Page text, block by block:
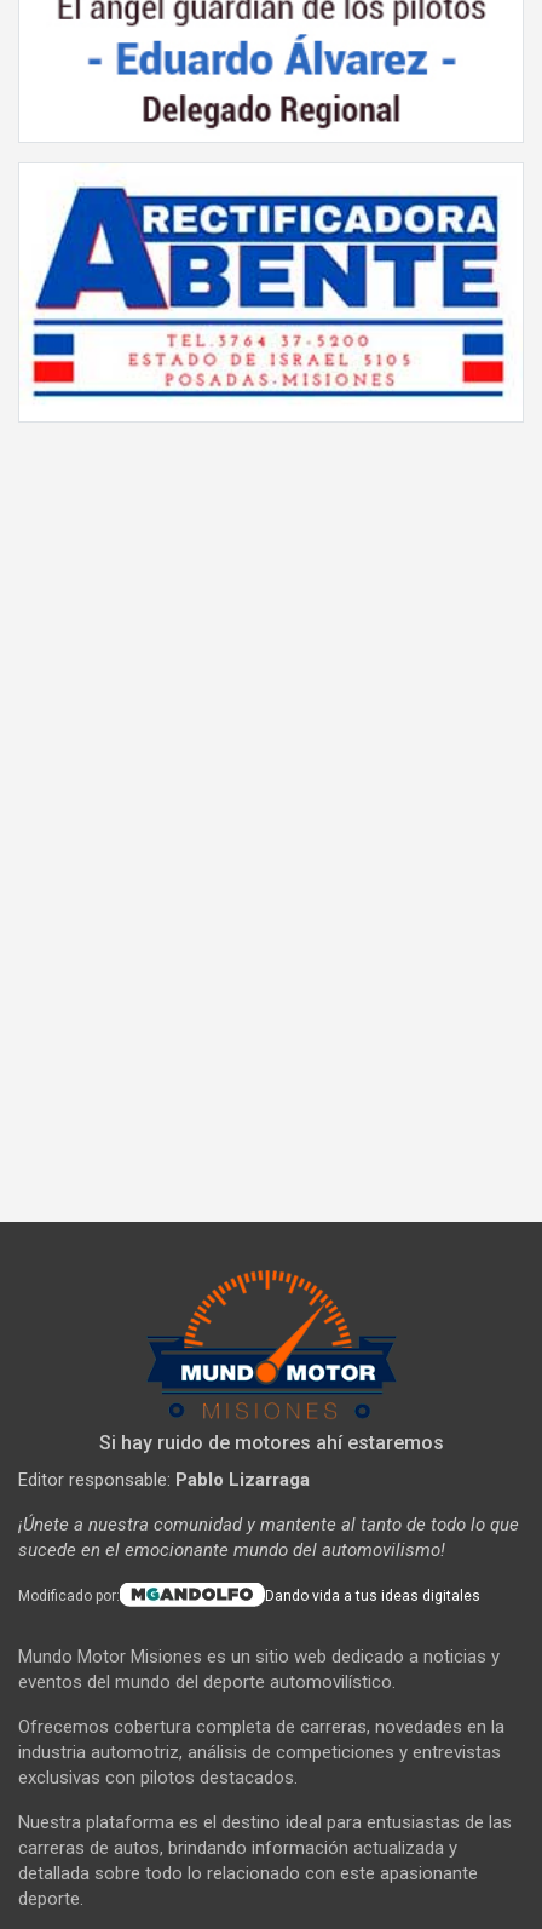
Si hay ruido de motores ahí estaremos
Editor responsable: Pablo Lizarraga
¡Únete a nuestra comunidad y mantente al tanto de todo lo que
sucede en el emocionante mundo del automovilismo!
Modificado por: Dando vida a tus ideas digitales
Mundo Motor Misiones es un sitio web dedicado a noticias y
eventos del mundo del deporte automovilístico.
Ofrecemos cobertura completa de carreras, novedades en la
industria automotriz, análisis de competiciones y entrevistas
exclusivas con pilotos destacados.
Nuestra plataforma es el destino ideal para entusiastas de las
carreras de autos, brindando información actualizada y
detallada sobre todo lo relacionado con este apasionante
deporte.